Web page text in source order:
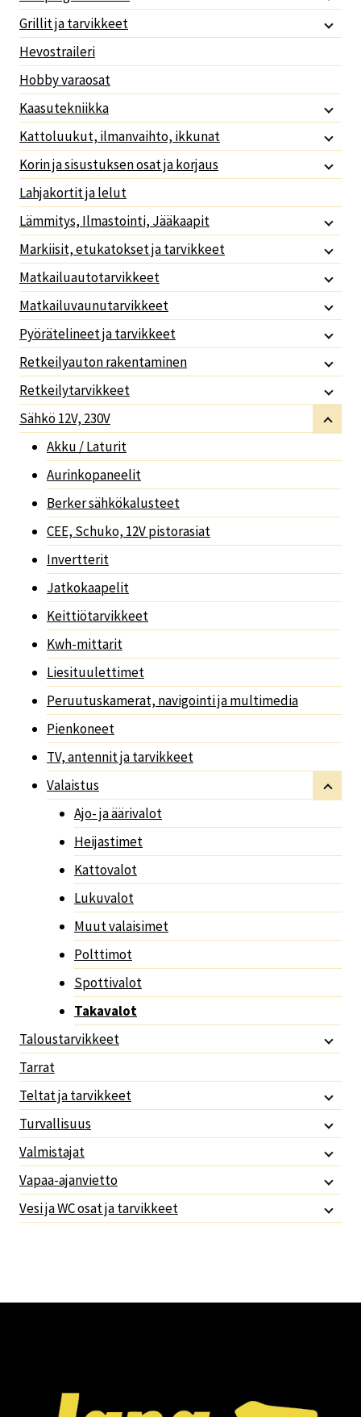
Grillit ja tarvikkeet
Hevostraileri
Hobby varaosat
Kaasutekniikka
Kattoluukut, ilmanvaihto, ikkunat
Korin ja sisustuksen osat ja korjaus
Lahjakortit ja lelut
Lämmitys, Ilmastointi, Jääkaapit
Markiisit, etukatokset ja tarvikkeet
Matkailuautotarvikkeet
Matkailuvaunutarvikkeet
Pyörätelineet ja tarvikkeet
Retkeilyauton rakentaminen
Retkeilytarvikkeet
Sähkö 12V, 230V
Akku / Laturit
Aurinkopaneelit
Berker sähkökalusteet
CEE, Schuko, 12V pistorasiat
Invertterit
Jatkokaapelit
Keittiötarvikkeet
Kwh-mittarit
Liesituulettimet
Peruutuskamerat, navigointi ja multimedia
Pienkoneet
TV, antennit ja tarvikkeet
Valaistus
Ajo- ja äärivalot
Heijastimet
Kattovalot
Lukuvalot
Muut valaisimet
Polttimot
Spottivalot
Takavalot
Taloustarvikkeet
Tarrat
Teltat ja tarvikkeet
Turvallisuus
Valmistajat
Vapaa-ajanvietto
Vesi ja WC osat ja tarvikkeet